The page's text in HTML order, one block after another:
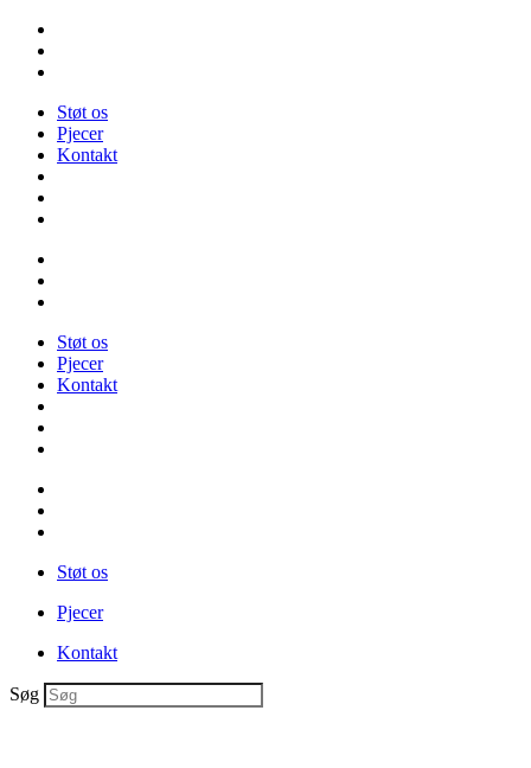
Videre
indhold
Støt os
Pjecer
Kontakt
Støt os
Pjecer
Kontakt
Støt os
Pjecer
Kontakt
Søg